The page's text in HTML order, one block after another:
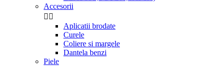
Accesorii
 
Aplicatii brodate
Curele
Coliere si margele
Dantela benzi
Piele